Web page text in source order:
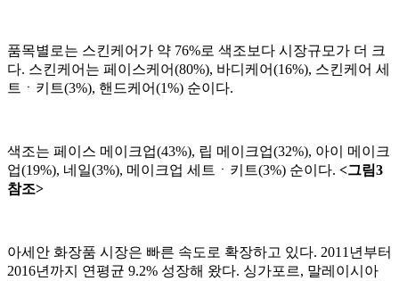
품목별로는 스킨케어가 약 76%로 색조보다 시장규모가 더 크
다. 스킨케어는 페이스케어(80%), 바디케어(16%), 스킨케어 세
트ㆍ키트(3%), 핸드케어(1%) 순이다.
색조는 페이스 메이크업(43%), 립 메이크업(32%), 아이 메이크
업(19%), 네일(3%), 메이크업 세트ㆍ키트(3%) 순이다. <그림3
참조>
아세안 화장품 시장은 빠른 속도로 확장하고 있다. 2011년부터
2016년까지 연평균 9.2% 성장해 왔다. 싱가포르, 말레이시아